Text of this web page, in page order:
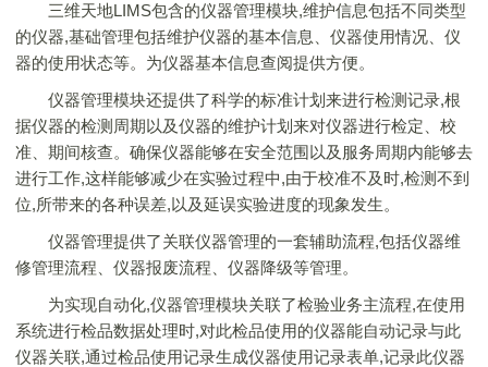
三维天地LIMS包含的仪器管理模块,维护信息包括不同类型
的仪器,基础管理包括维护仪器的基本信息、仪器使用情况、仪
器的使用状态等。为仪器基本信息查阅提供方便。
仪器管理模块还提供了科学的标准计划来进行检测记录,根
据仪器的检测周期以及仪器的维护计划来对仪器进行检定、校
准、期间核查。确保仪器能够在安全范围以及服务周期内能够去
进行工作,这样能够减少在实验过程中,由于校准不及时,检测不到
位,所带来的各种误差,以及延误实验进度的现象发生。
仪器管理提供了关联仪器管理的一套辅助流程,包括仪器维
修管理流程、仪器报废流程、仪器降级等管理。
为实现自动化,仪器管理模块关联了检验业务主流程,在使用
系统进行检品数据处理时,对此检品使用的仪器能自动记录与此
仪器关联,通过检品使用记录生成仪器使用记录表单,记录此仪器